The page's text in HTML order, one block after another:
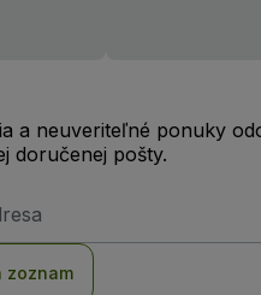
a neuveriteľné ponuky
doručenej pošty.
zoznam